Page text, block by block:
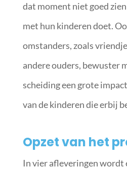
dat moment niet goed
met hun kinderen doet.
omstanders, zoals
andere ouders, bewuster
scheiding een grote
van de kinderen die erbij
Opzet van het
In vier afleveringen wordt